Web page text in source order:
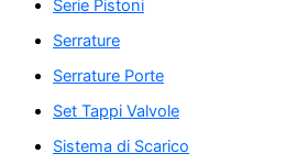
Serie Pistoni
Serrature
Serrature Porte
Set Tappi Valvole
Sistema di Scarico